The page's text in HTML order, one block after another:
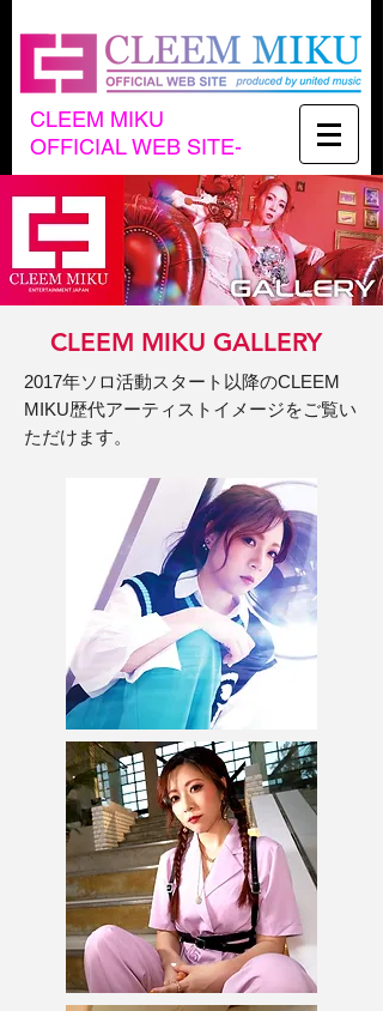
CLEEM MIKU
OFFICIAL WEB SITE-
CLEEM MIKU GALLERY
2017年ソロ活動スタート以降のCLEEM
MIKU歴代アーティストイメージをご覧い
ただけます。